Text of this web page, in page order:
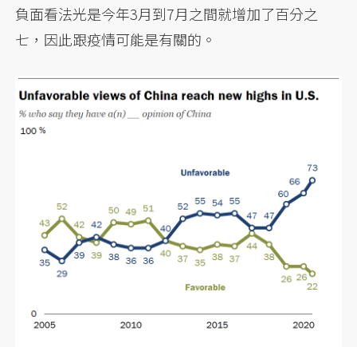
負面看法光是今年3月到7月之間就增加了百分之
七，因此跟疫情可能是有關的。